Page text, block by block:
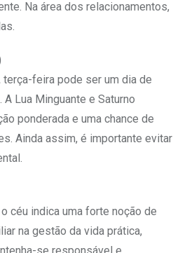
Na área dos relacionamentos,
terça-feira pode ser um dia de
Lua Minguante e Saturno
ponderada e uma chance de
Ainda assim, é importante evitar
céu indica uma forte noção de
na gestão da vida prática,